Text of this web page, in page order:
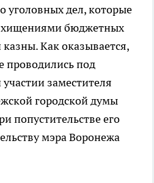
уголовных дел, которые
бюджетных
казны. Как оказывается,
проводились под
заместителя
городской думы
попустительстве его
мэра Воронежа